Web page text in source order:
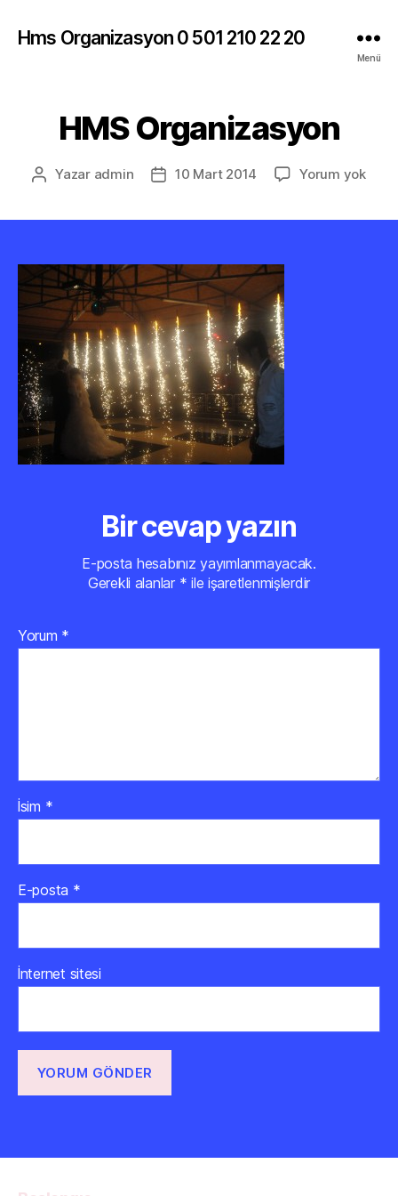
Hms Organizasyon 0 501 210 22 20
Menü
HMS Organizasyon
Yazının
Yazar admin
Yazı10 Mart 2014 Yorum yokHMS
Bir cevap yazın
E-posta hesabınız yayımlanmayacak.
Gerekli alanlar * ile işaretlenmişlerdir
Yorum *
İsim *
E-posta *
İnternet sitesi